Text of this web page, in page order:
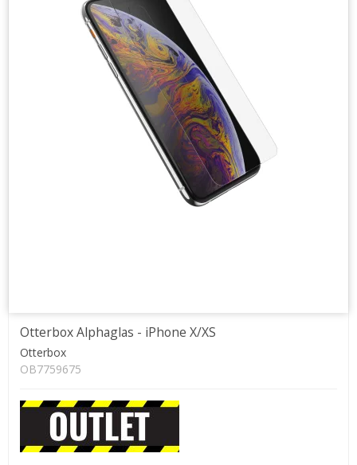
Otterbox Alphaglas - iPhone X/XS
Otterbox
OB7759675